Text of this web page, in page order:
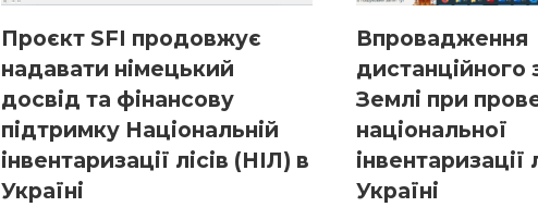
Проєкт SFI продовжує
надавати німецький
досвід та фінансову
підтримку Національній
інвентаризації лісів (НІЛ) в
Україні
Впровадження
дистанційного
Землі при
національної
інвентаризації
Україні